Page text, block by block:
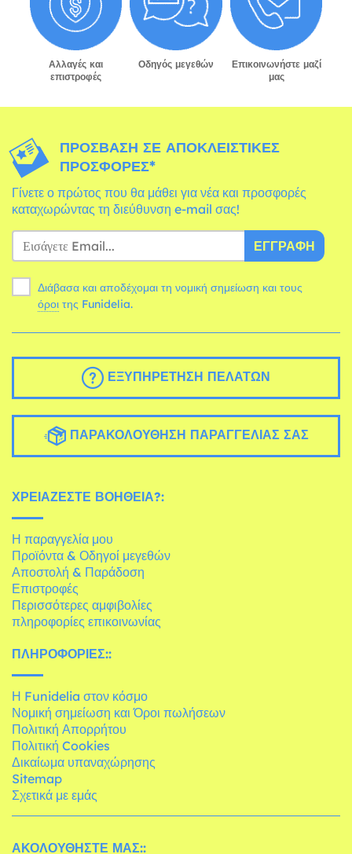
Αλλαγές και
επιστροφές
Οδηγός μεγεθών
Επικοινωνήστε μαζί
μας
ΠΡΌΣΒΑΣΗ ΣΕ ΑΠΟΚΛΕΙΣΤΙΚΈΣ
ΠΡΟΣΦΟΡΈΣ*
Γίνετε ο πρώτος που θα μάθει για νέα και προσφορές
καταχωρώντας τη διεύθυνση e-mail σας!
ΕΓΓΡΑΦΉ
Διάβασα και αποδέχομαι τη νομική σημείωση και τους
όροι της Funidelia.
ΕΞΥΠΗΡΈΤΗΣΗ ΠΕΛΑΤΏΝ
ΠΑΡΑΚΟΛΟΎΘΗΣΗ ΠΑΡΑΓΓΕΛΊΑΣ ΣΑΣ
ΧΡΕΙΆΖΕΣΤΕ ΒΟΉΘΕΙΑ?:
Η παραγγελία μου
Προϊόντα & Οδηγοί μεγεθών
Αποστολή & Παράδοση
Επιστροφές
Περισσότερες αμφιβολίες
πληροφορίες επικοινωνίας
ΠΛΗΡΟΦΟΡΊΕΣ::
Η Funidelia στον κόσμο
Νομική σημείωση και Όροι πωλήσεων
Πολιτική Απορρήτου
Πολιτική Cookies
Δικαίωμα υπαναχώρησης
Sitemap
Σχετικά με εμάς
ΑΚΟΛΟΥΘΉΣΤΕ ΜΑΣ::